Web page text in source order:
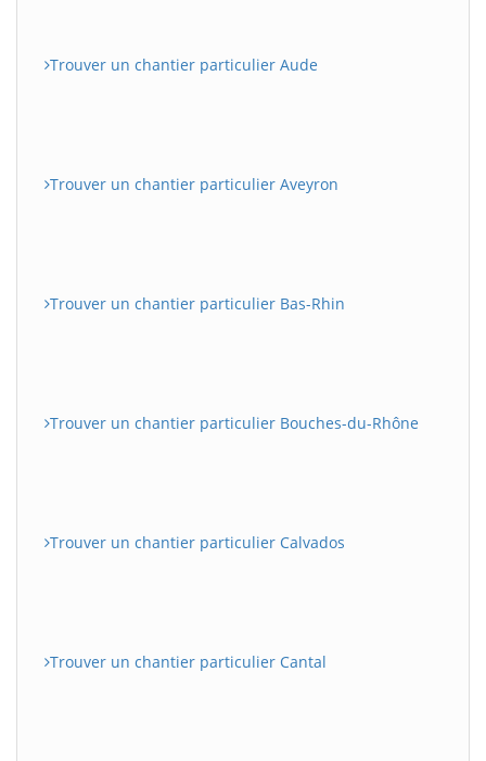
Trouver un chantier particulier Aude
Trouver un chantier particulier Aveyron
Trouver un chantier particulier Bas-Rhin
Trouver un chantier particulier Bouches-du-Rhône
Trouver un chantier particulier Calvados
Trouver un chantier particulier Cantal